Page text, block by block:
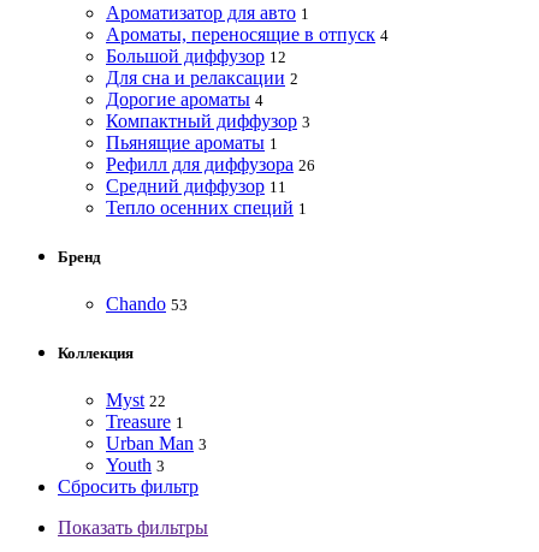
Ароматизатор для авто 1
Ароматы, переносящие в отпуск 4
Большой диффузор 12
Для сна и релаксации 2
Дорогие ароматы 4
Компактный диффузор 3
Пьянящие ароматы 1
Рефилл для диффузора 26
Средний диффузор 11
Тепло осенних специй 1
Бренд
Chando 53
Коллекция
Myst 22
Treasure 1
Urban Man 3
Youth 3
Сбросить фильтр
Показать фильтры